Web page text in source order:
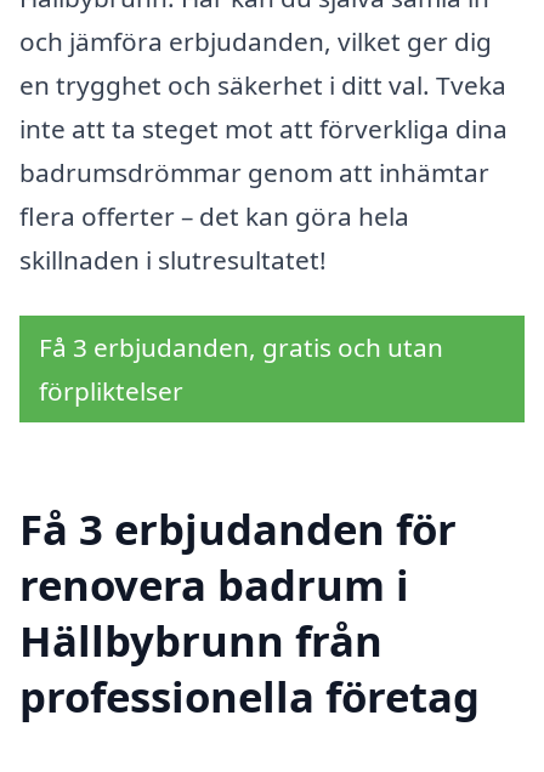
och jämföra erbjudanden, vilket ger dig
en trygghet och säkerhet i ditt val. Tveka
inte att ta steget mot att förverkliga dina
badrumsdrömmar genom att inhämtar
flera offerter – det kan göra hela
skillnaden i slutresultatet!
Få 3 erbjudanden, gratis och utan
förpliktelser
Få 3 erbjudanden för
renovera badrum i
Hällbybrunn från
professionella företag